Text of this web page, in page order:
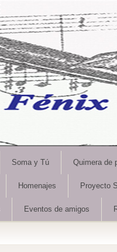
Soma y Tú Quimera de
Homenajes Proyecto
Eventos de amigos